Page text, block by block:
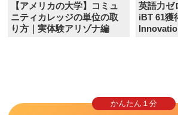
【アメリカの大学】コミュ
ニティカレッジの単位の取
り方｜実体験アリゾナ編
英語力ゼ
iBT 61獲
かんたん１分